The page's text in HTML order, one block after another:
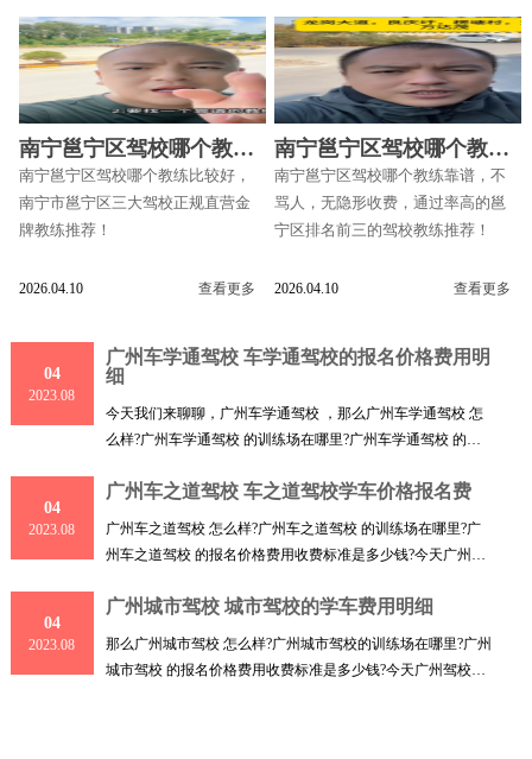
南宁邕宁区驾校哪个教练
比较好
南宁邕宁区驾校哪个教练比较好，
南宁市邕宁区三大驾校正规直营金
牌教练推荐！
2026.04.10 查看更多
南宁邕宁区驾校哪个教练
靠谱
南宁邕宁区驾校哪个教练靠谱，不
骂人，无隐形收费，通过率高的邕
宁区排名前三的驾校教练推荐！
2026.04.10 查看更多
04
2023.08
广州车学通驾校 车学通驾校的报名价格费用明
细
今天我们来聊聊，广州车学通驾校 ，那么广州车学通驾校 怎
么样?广州车学通驾校 的训练场在哪里?广州车学通驾校 的报
04
2023.08
广州车之道驾校 车之道驾校学车价格报名费
广州车之道驾校 怎么样?广州车之道驾校 的训练场在哪里?广
州车之道驾校 的报名价格费用收费标准是多少钱?今天广州驾
04
2023.08
广州城市驾校 城市驾校的学车费用明细
那么广州城市驾校 怎么样?广州城市驾校的训练场在哪里?广州
城市驾校 的报名价格费用收费标准是多少钱?今天广州驾校小